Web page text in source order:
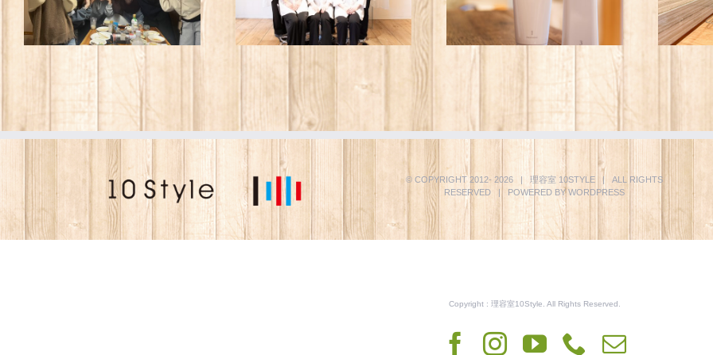
© COPYRIGHT 2012- 2026 | 理容室 10STYLE | ALL RIGHTS
RESERVED | POWERED BYWORDPRESS
Copyright : 理容室10Style. All Rights Reserved.
Facebook
Instagram
YouTube
Phone
電